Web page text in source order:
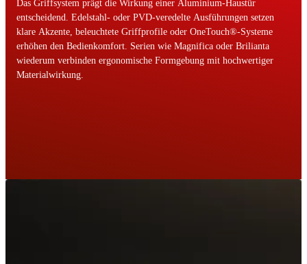
Das Griffsystem prägt die Wirkung einer Aluminium-Haustür
entscheidend. Edelstahl- oder PVD-veredelte Ausführungen setzen
klare Akzente, beleuchtete Griffprofile oder OneTouch®-Systeme
erhöhen den Bedienkomfort. Serien wie Magnifica oder Brilianta
wiederum verbinden ergonomische Formgebung mit hochwertiger
Materialwirkung.